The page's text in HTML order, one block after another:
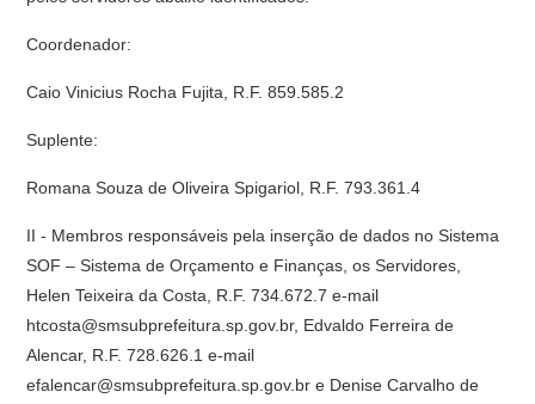
Coordenador:
Caio Vinicius Rocha Fujita, R.F. 859.585.2
Suplente:
Romana Souza de Oliveira Spigariol, R.F. 793.361.4
II - Membros responsáveis pela inserção de dados no Sistema
SOF – Sistema de Orçamento e Finanças, os Servidores,
Helen Teixeira da Costa, R.F. 734.672.7 e-mail
htcosta@smsubprefeitura.sp.gov.br, Edvaldo Ferreira de
Alencar, R.F. 728.626.1 e-mail
efalencar@smsubprefeitura.sp.gov.br e Denise Carvalho de